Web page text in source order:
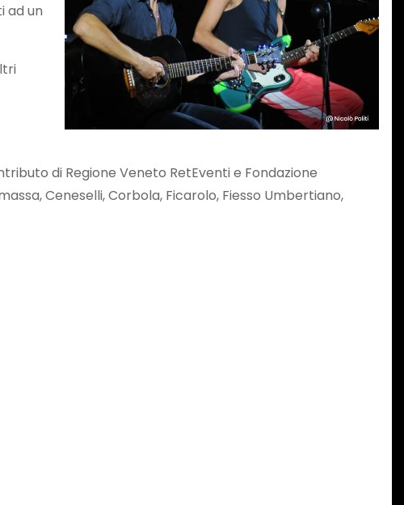
ad un
di Regione Veneto RetEventi e Fondazione
Ceneselli, Corbola, Ficarolo, Fiesso Umbertiano,